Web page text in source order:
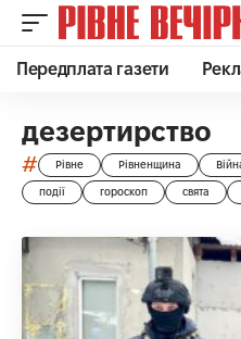
Передплата газети
дезертирство
# Рівне Рівненщина
події гороскоп свята